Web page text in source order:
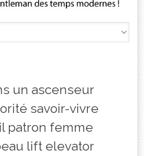
to
un ascenseur
savoir-vivre
patron femme
lift elevator